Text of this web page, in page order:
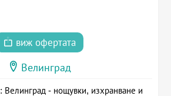
виж офертата
Велинград
- нощувки, изхранване и